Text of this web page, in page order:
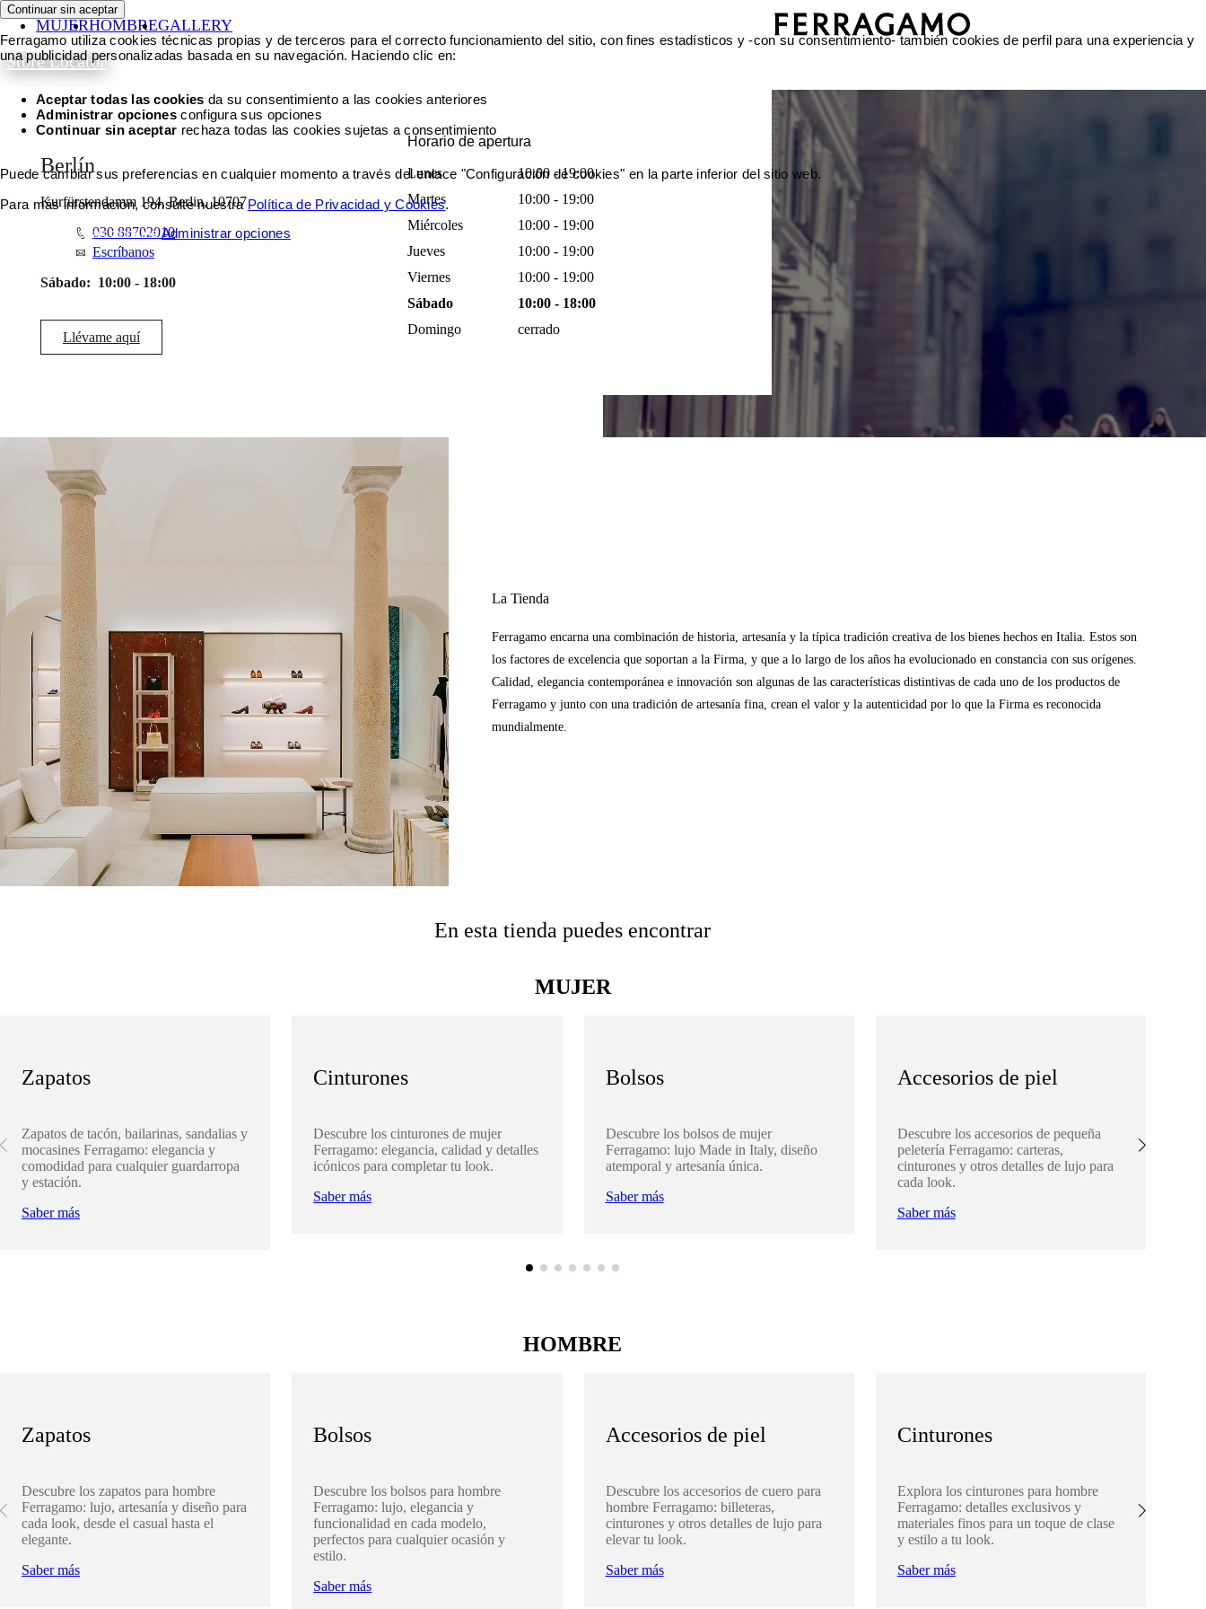
MUJERHOMBREGALLERY
Store Locator
Berlín
Kurfürstendamm 194, Berlin, 10707
030 88702010
Escríbanos
Sábado: 10:00 - 18:00
Llévame aquí
Horario de apertura
Lunes
10:00 - 19:00
Martes
10:00 - 19:00
Miércoles
10:00 - 19:00
Jueves
10:00 - 19:00
Viernes
10:00 - 19:00
Sábado
10:00 - 18:00
Domingo
cerrado
La Tienda
Ferragamo encarna una combinación de historia, artesanía y la típica tradición creativa de los bienes hechos en Italia. Estos son
los factores de excelencia que soportan a la Firma, y que a lo largo de los años ha evolucionado en constancia con sus orígenes.
Calidad, elegancia contemporánea e innovación son algunas de las características distintivas de cada uno de los productos de
Ferragamo y junto con una tradición de artesanía fina, crean el valor y la autenticidad por lo que la Firma es reconocida
mundialmente.
En esta tienda puedes encontrar
MUJER
Zapatos
Zapatos de tacón, bailarinas, sandalias y
mocasines Ferragamo: elegancia y
comodidad para cualquier guardarropa
y estación.
Saber más
Cinturones
Descubre los cinturones de mujer
Ferragamo: elegancia, calidad y detalles
icónicos para completar tu look.
Saber más
Bolsos
Descubre los bolsos de mujer
Ferragamo: lujo Made in Italy, diseño
atemporal y artesanía única.
Saber más
Accesorios de piel
Descubre los accesorios de pequeña
peletería Ferragamo: carteras,
cinturones y otros detalles de lujo para
cada look.
Saber más
HOMBRE
Zapatos
Descubre los zapatos para hombre
Ferragamo: lujo, artesanía y diseño para
cada look, desde el casual hasta el
elegante.
Saber más
Bolsos
Descubre los bolsos para hombre
Ferragamo: lujo, elegancia y
funcionalidad en cada modelo,
perfectos para cualquier ocasión y
estilo.
Saber más
Accesorios de piel
Descubre los accesorios de cuero para
hombre Ferragamo: billeteras,
cinturones y otros detalles de lujo para
elevar tu look.
Saber más
Cinturones
Explora los cinturones para hombre
Ferragamo: detalles exclusivos y
materiales finos para un toque de clase
y estilo a tu look.
Saber más
Continuar sin aceptar
Ferragamo utiliza cookies técnicas propias y de terceros para el correcto funcionamiento del sitio, con fines estadísticos y -con su consentimiento- también cookies de perfil para una experiencia y
una publicidad personalizadas basada en su navegación. Haciendo clic en:
Aceptar todas las cookies da su consentimiento a las cookies anteriores
Administrar opciones configura sus opciones
Continuar sin aceptar rechaza todas las cookies sujetas a consentimiento
Puede cambiar sus preferencias en cualquier momento a través del enlace "Configuración de cookies" en la parte inferior del sitio web.
Para más información, consulte nuestraPolítica de Privacidad y Cookies.
Aceptar todas las cookies Administrar opciones